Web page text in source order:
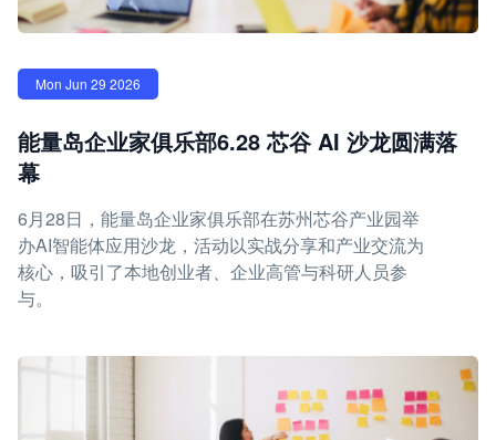
Mon Jun 29 2026
能量岛企业家俱乐部6.28 芯谷 AI 沙龙圆满落
幕
6月28日，能量岛企业家俱乐部在苏州芯谷产业园举
办AI智能体应用沙龙，活动以实战分享和产业交流为
核心，吸引了本地创业者、企业高管与科研人员参
与。